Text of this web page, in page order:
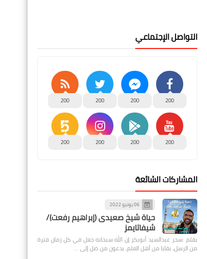
التواصل الإجتماعي
200
200
200
200
200
200
200
200
المشاركات الشائعة
06 يونيو 2022
حياة شيخ صعيدى (إبراهيم رفعت)/
شيفاتايمز
بقلم :سحر عبدالسيد أبوبكر إن الله سبحانه جعل في كل زمان فترة
من الرسل، بقايا من أهل العلم، يدعون من ضل إلى …